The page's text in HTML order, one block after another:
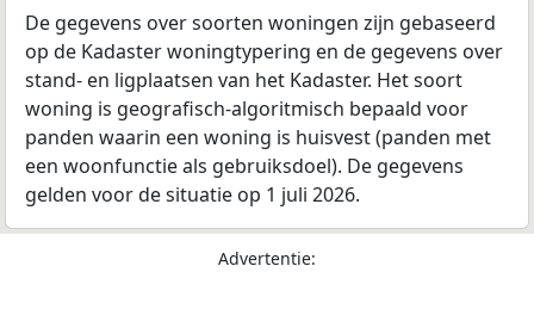
De gegevens over soorten woningen zijn gebaseerd
op de Kadaster woningtypering en de gegevens over
stand- en ligplaatsen van het Kadaster. Het soort
woning is geografisch-algoritmisch bepaald voor
panden waarin een woning is huisvest (panden met
een woonfunctie als gebruiksdoel). De gegevens
gelden voor de situatie op 1 juli 2026.
Advertentie: